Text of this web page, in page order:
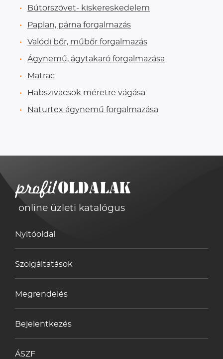
Bútorszövet- kiskereskedelem
Paplan, párna forgalmazás
Valódi bőr, műbőr forgalmazás
Ágynemű, ágytakaró forgalmazása
Matrac
Habszivacsok méretre vágása
Naturtex ágynemű forgalmazása
online üzleti katalógus
Nyitóoldal
Szolgáltatások
Megrendelés
Bejelentkezés
ÁSZF